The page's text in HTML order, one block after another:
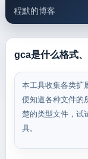
程默的博客
邮件工具
gca是什么格式
本工具收集各类扩
便知道各种文件的
楚的类型文件，试
具。